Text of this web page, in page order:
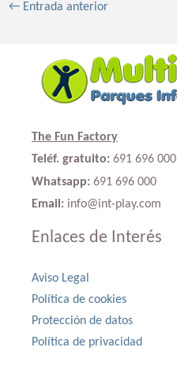
←Entrada anterior
The Fun Factory
Teléf. gratuito: 691 696 000
Whatsapp: 691 696 000
Email: info@int-play.com
Enlaces de Interés
Aviso Legal
Política de cookies
Protección de datos
Política de privacidad